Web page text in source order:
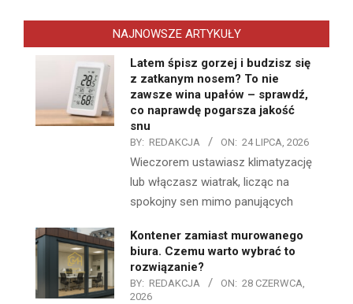
NAJNOWSZE ARTYKUŁY
Latem śpisz gorzej i budzisz się
z zatkanym nosem? To nie
zawsze wina upałów – sprawdź,
co naprawdę pogarsza jakość
snu
BY: REDAKCJA ON: 24 LIPCA, 2026
Wieczorem ustawiasz klimatyzację
lub włączasz wiatrak, licząc na
spokojny sen mimo panujących
Kontener zamiast murowanego
biura. Czemu warto wybrać to
rozwiązanie?
BY: REDAKCJA ON: 28 CZERWCA,
2026